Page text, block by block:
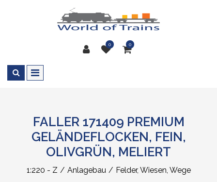
0 0
FALLER 171409 PREMIUM
GELÄNDEFLOCKEN, FEIN,
OLIVGRÜN, MELIERT
1:220 - Z Anlagebau Felder, Wiesen, Wege